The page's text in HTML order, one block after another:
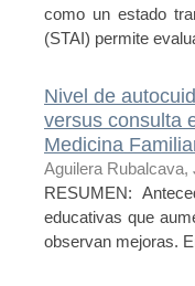
como un estado
(STAI) permite
Nivel de
versus consulta
Medicina
Aguilera Rubalcava,
RESUMEN:
educativas que
observan mejoras.